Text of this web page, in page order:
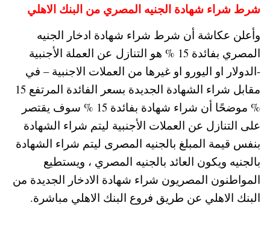
شرط شراء شهادة الجنيه المصري من البنك الاهلي
وأعلن عكاشة أن شرط شراء شهادة ادخار الجنيه
المصري بفائدة 15 % هو التنازل عن العملة الأجنبية
-الدولار او اليورو او غيرها من العملات الاجنبية – في
مقابل شراء الشهادة الجديدة بسعر الفائدة المرتفع 15
% موضحًا أن شراء شهادة بفائدة 15 % سوف يقتصر
على التنازل عن العملات الأجنبية ليتم شراء الشهادة
بنفس قيمة المبلغ بالجنيه المصرى ليتم شراء الشهادة
بالجنيه ويكون العائد بالجنيه المصري ، ويستطيع
المواطنون المصريون شراء شهادة الادخار الجديدة من
البنك الاهلي عن طريق فروع البنك الاهلي مباشرة.